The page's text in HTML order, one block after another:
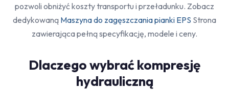
pozwoli obniżyć koszty transportu i przeładunku. Zobacz
dedykowaną Maszyna do zagęszczania pianki EPS Strona
zawierająca pełną specyfikację, modele i ceny.
Dlaczego wybrać kompresję
hydrauliczną